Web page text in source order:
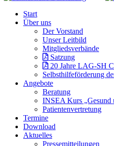
Right
navigation
Start
Über uns
Der Vorstand
Unser Leitbild
Mitgliedsverbände
Satzung
20 Jahre LAG-SH
Selbsthilfeförderung
Angebote
Beratung
INSEA Kurs „Gesund
Patientenvertretung
Termine
Download
Aktuelles
Pressemitteilungen